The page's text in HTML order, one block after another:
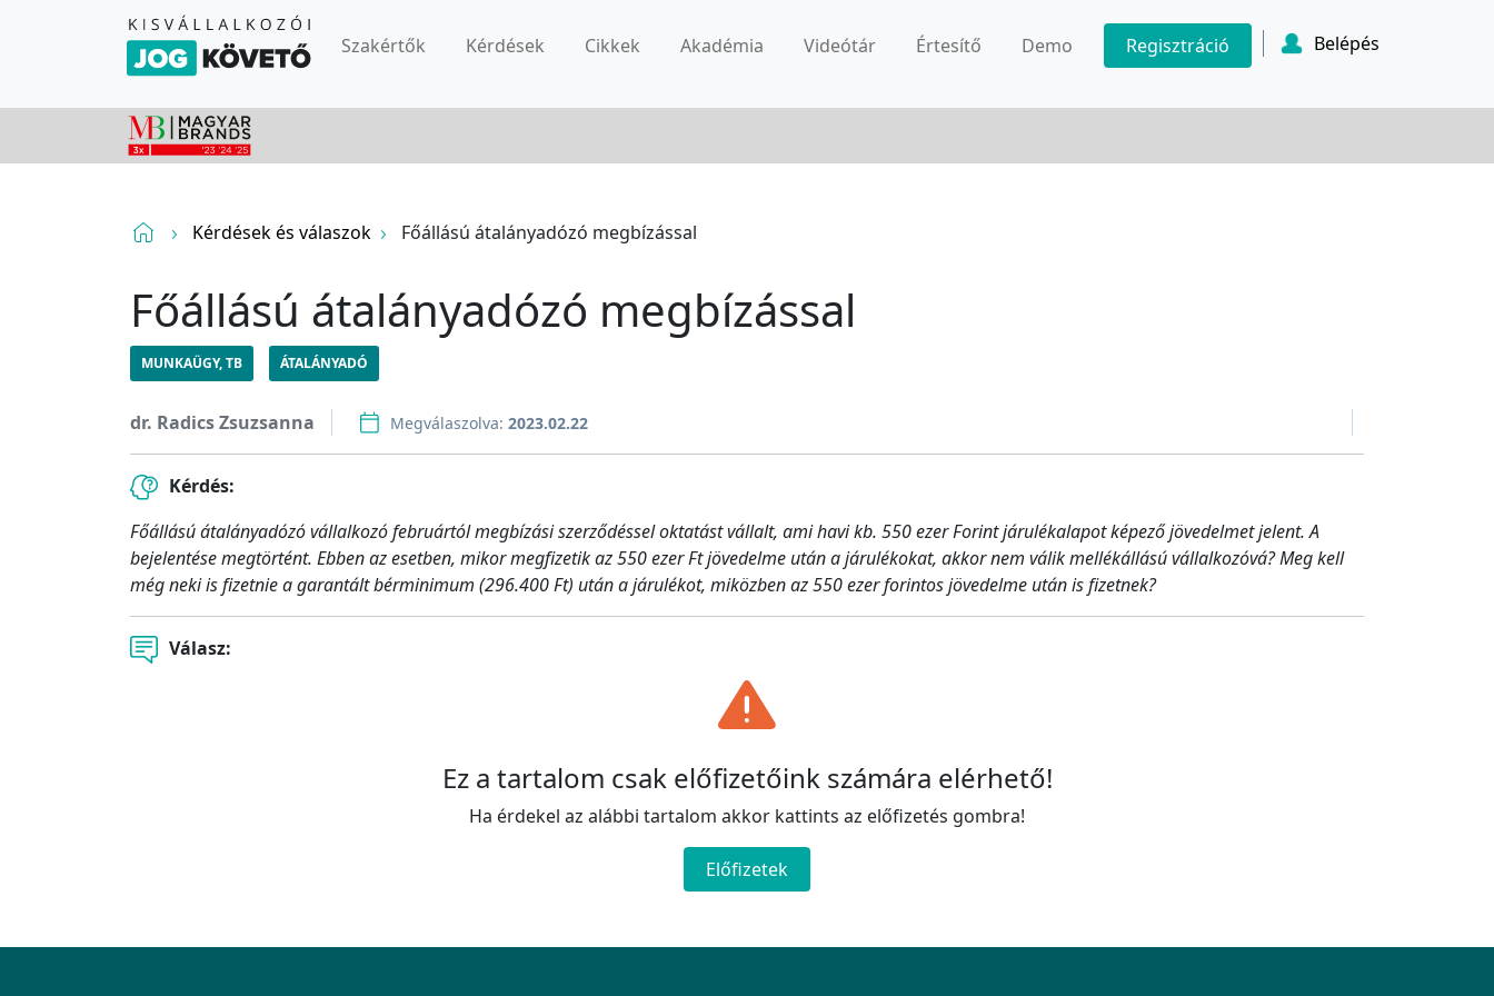
Szakértők Kérdések Cikkek Akadémia Videótár Értesítő Demo Regisztráció Belépés
Kérdések és válaszok Főállású átalányadózó megbízással
Főállású átalányadózó megbízással
MUNKAÜGY, TB ÁTALÁNYADÓ
dr. Radics Zsuzsanna Megválaszolva: 2023.02.22
Kérdés:
Főállású átalányadózó vállalkozó februártól megbízási szerződéssel oktatást vállalt, ami havi kb. 550 ezer Forint járulékalapot képező jövedelmet jelent. A
bejelentése megtörtént. Ebben az esetben, mikor megfizetik az 550 ezer Ft jövedelme után a járulékokat, akkor nem válik mellékállású vállalkozóvá? Meg kell
még neki is fizetnie a garantált bérminimum (296.400 Ft) után a járulékot, miközben az 550 ezer forintos jövedelme után is fizetnek?
Válasz:
Ez a tartalom csak előfizetőink számára elérhető!
Ha érdekel az alábbi tartalom akkor kattints az előfizetés gombra!
Előfizetek